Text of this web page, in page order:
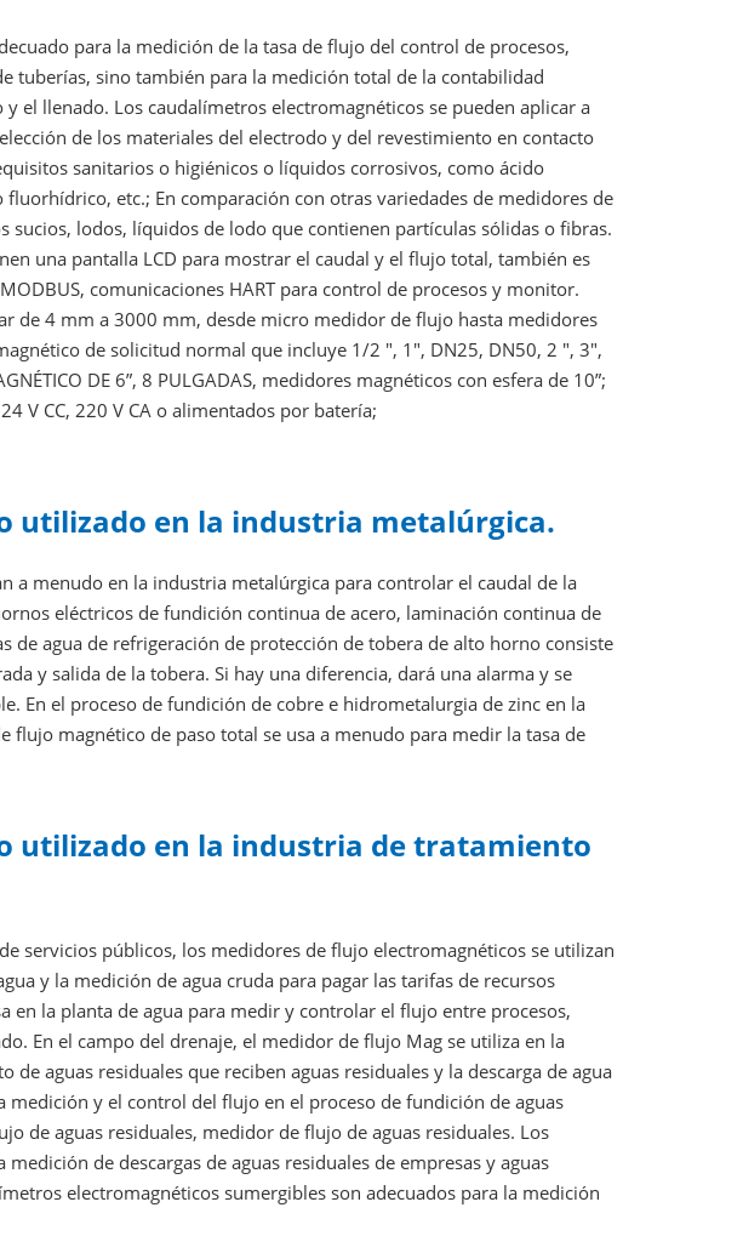
para la medición de la tasa de flujo del control de procesos,
tuberías, sino también para la medición total de la contabilidad
el llenado. Los caudalímetros electromagnéticos se pueden aplicar a
de los materiales del electrodo y del revestimiento en contacto
sanitarios o higiénicos o líquidos corrosivos, como ácido
etc.; En comparación con otras variedades de medidores de
lodos, líquidos de lodo que contienen partículas sólidas o fibras.
una pantalla LCD para mostrar el caudal y el flujo total, también es
comunicaciones HART para control de procesos y monitor.
de 4 mm a 3000 mm, desde micro medidor de flujo hasta medidores
de solicitud normal que incluye 1/2 ", 1", DN25, DN50, 2 ", 3",
DE 6”, 8 PULGADAS, medidores magnéticos con esfera de 10”;
V CC, 220 V CA o alimentados por batería;
utilizado en la industria metalúrgica.
a menudo en la industria metalúrgica para controlar el caudal de la
eléctricos de fundición continua de acero, laminación continua de
de agua de refrigeración de protección de tobera de alto horno consiste
y salida de la tobera. Si hay una diferencia, dará una alarma y se
En el proceso de fundición de cobre e hidrometalurgia de zinc en la
magnético de paso total se usa a menudo para medir la tasa de
utilizado en la industria de tratamiento
servicios públicos, los medidores de flujo electromagnéticos se utilizan
y la medición de agua cruda para pagar las tarifas de recursos
en la planta de agua para medir y controlar el flujo entre procesos,
En el campo del drenaje, el medidor de flujo Mag se utiliza en la
de aguas residuales que reciben aguas residuales y la descarga de agua
medición y el control del flujo en el proceso de fundición de aguas
de aguas residuales, medidor de flujo de aguas residuales. Los
de descargas de aguas residuales de empresas y aguas
electromagnéticos sumergibles son adecuados para la medición